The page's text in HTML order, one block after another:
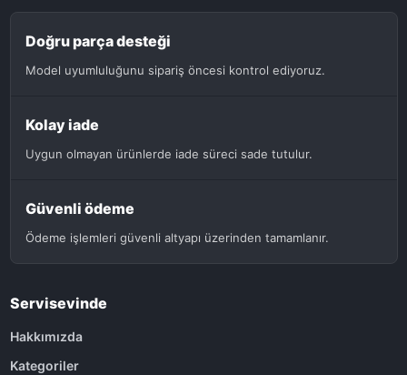
Doğru parça desteği
Model uyumluluğunu sipariş öncesi kontrol ediyoruz.
Kolay iade
Uygun olmayan ürünlerde iade süreci sade tutulur.
Güvenli ödeme
Ödeme işlemleri güvenli altyapı üzerinden tamamlanır.
Servisevinde
Hakkımızda
Kategoriler